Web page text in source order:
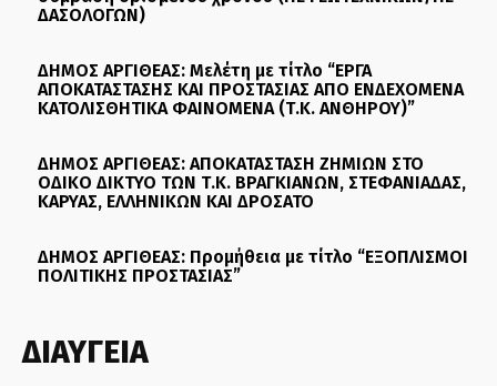
ΔΑΣΟΛΟΓΩΝ)
ΔΗΜΟΣ ΑΡΓΙΘΕΑΣ: Μελέτη με τίτλο “ΕΡΓΑ
ΑΠΟΚΑΤΑΣΤΑΣΗΣ ΚΑΙ ΠΡΟΣΤΑΣΙΑΣ ΑΠΟ ΕΝΔΕΧΟΜΕΝΑ
ΚΑΤΟΛΙΣΘΗΤΙΚΑ ΦΑΙΝΟΜΕΝΑ (Τ.Κ. ΑΝΘΗΡΟΥ)”
ΔΗΜΟΣ ΑΡΓΙΘΕΑΣ: ΑΠΟΚΑΤΑΣΤΑΣΗ ΖΗΜΙΩΝ ΣΤΟ
ΟΔΙΚΟ ΔΙΚΤΥΟ ΤΩΝ Τ.Κ. ΒΡΑΓΚΙΑΝΩΝ, ΣΤΕΦΑΝΙΑΔΑΣ,
ΚΑΡΥΑΣ, ΕΛΛΗΝΙΚΩΝ ΚΑΙ ΔΡΟΣΑΤΟ
ΔΗΜΟΣ ΑΡΓΙΘΕΑΣ: Προμήθεια με τίτλο “ΕΞΟΠΛΙΣΜΟΙ
ΠΟΛΙΤΙΚΗΣ ΠΡΟΣΤΑΣΙΑΣ”
ΔΙΑΥΓΕΙΑ